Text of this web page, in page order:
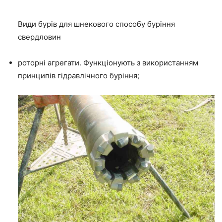
Види бурів для шнекового способу буріння
свердловин
роторні агрегати. Функціонують з використанням
принципів гідравлічного буріння;